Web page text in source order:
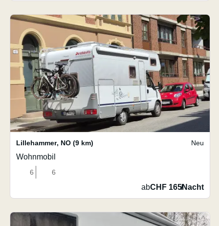
Lillehammer, NO (9 km) Neu
Wohnmobil
6 6
abCHF 165/Nacht